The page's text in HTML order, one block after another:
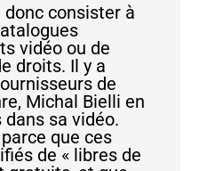
consister à
vidéo ou de
droits. Il y a
de
Michal Bielli en
sa vidéo.
que ces
de « libres de